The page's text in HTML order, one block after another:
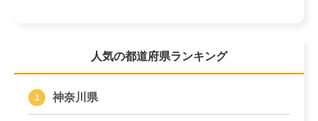
人気の都道府県ランキング
神奈川県